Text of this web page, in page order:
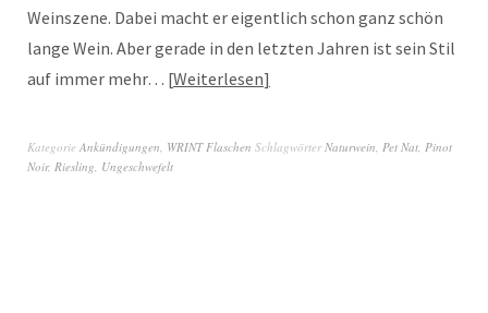
Weinszene. Dabei macht er eigentlich schon ganz schön
lange Wein. Aber gerade in den letzten Jahren ist sein Stil
auf immer mehr… Weiterlesen
Kategorie Ankündigungen, WRINT Flaschen SchlagwörterNaturwein, Pet Nat, Pinot
Noir, Riesling, Ungeschwefelt